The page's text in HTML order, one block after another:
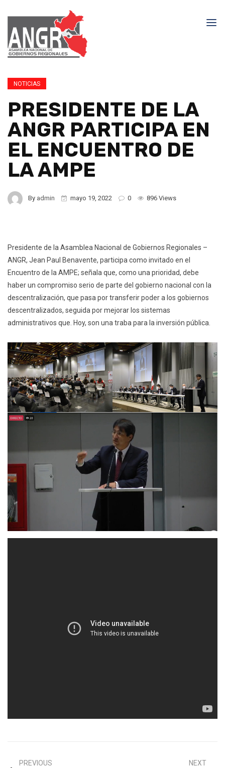
NOTICIAS
PRESIDENTE DE LA
ANGR PARTICIPA EN
EL ENCUENTRO DE
LA AMPE
By admin mayo 19, 2022 0 896 Views
Presidente de la Asamblea Nacional de Gobiernos Regionales –
ANGR, Jean Paul Benavente, participa como invitado en el
Encuentro de la AMPE; señala que, como una prioridad, debe
haber un compromiso serio de parte del gobierno nacional con la
descentralización, que pasa por transferir poder a los gobiernos
descentralizados, seguida por mejorar los sistemas
administrativos que. Hoy, son una traba para la inversión pública.
PREVIOUS
NEXT